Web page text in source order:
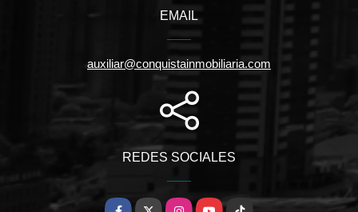
EMAIL
auxiliar@conquistainmobiliaria.com
REDES SOCIALES
Facebook
X InstagramYouTubeTikTok